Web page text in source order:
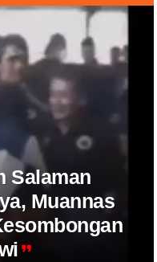
Salaman
Muannas